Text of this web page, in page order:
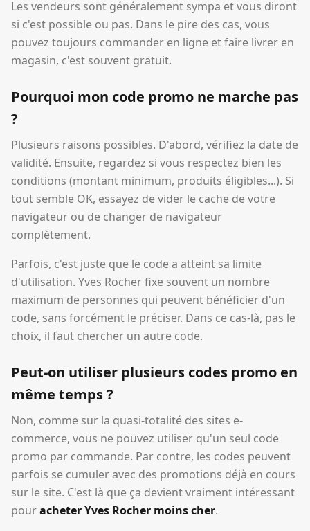
Les vendeurs sont généralement sympa et vous diront
si c'est possible ou pas. Dans le pire des cas, vous
pouvez toujours commander en ligne et faire livrer en
magasin, c'est souvent gratuit.
Pourquoi mon code promo ne marche pas
?
Plusieurs raisons possibles. D'abord, vérifiez la date de
validité. Ensuite, regardez si vous respectez bien les
conditions (montant minimum, produits éligibles...). Si
tout semble OK, essayez de vider le cache de votre
navigateur ou de changer de navigateur
complètement.
Parfois, c'est juste que le code a atteint sa limite
d'utilisation. Yves Rocher fixe souvent un nombre
maximum de personnes qui peuvent bénéficier d'un
code, sans forcément le préciser. Dans ce cas-là, pas le
choix, il faut chercher un autre code.
Peut-on utiliser plusieurs codes promo en
même temps ?
Non, comme sur la quasi-totalité des sites e-
commerce, vous ne pouvez utiliser qu'un seul code
promo par commande. Par contre, les codes peuvent
parfois se cumuler avec des promotions déjà en cours
sur le site. C'est là que ça devient vraiment intéressant
pouracheter Yves Rocher moins cher.